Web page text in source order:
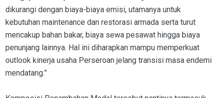
dikurangi dengan biaya-biaya emisi, utamanya untuk
kebutuhan maintenance dan restorasi armada serta turut
mencakup bahan bakar, biaya sewa pesawat hingga biaya
penunjang lainnya. Hal ini diharapkan mampu memperkuat
outlook kinerja usaha Perseroan jelang transisi masa endemi
mendatang.”